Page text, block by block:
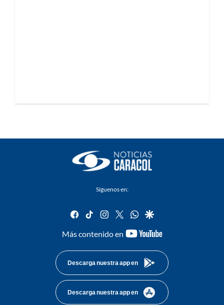
Síguenos en:
facebook
tiktok instagram
twitterwhatsapp
google
Más contenido en
youtube-
Descarga nuestra app en
Descarga nuestra app en